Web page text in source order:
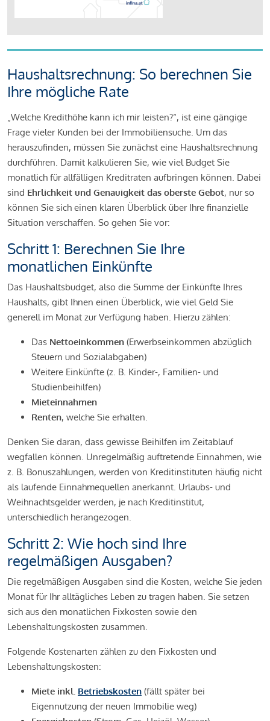
Haushaltsrechnung: So berechnen Sie
Ihre mögliche Rate
„Welche Kredithöhe kann ich mir leisten?“, ist eine gängige
Frage vieler Kunden bei der Immobiliensuche. Um das
herauszufinden, müssen Sie zunächst eine Haushaltsrechnung
durchführen. Damit kalkulieren Sie, wie viel Budget Sie
monatlich für allfälligen Kreditraten aufbringen können. Dabei
sind Ehrlichkeit und Genauigkeit das oberste Gebot, nur so
können Sie sich einen klaren Überblick über Ihre finanzielle
Situation verschaffen. So gehen Sie vor:
Schritt 1: Berechnen Sie Ihre
monatlichen Einkünfte
Das Haushaltsbudget, also die Summe der Einkünfte Ihres
Haushalts, gibt Ihnen einen Überblick, wie viel Geld Sie
generell im Monat zur Verfügung haben. Hierzu zählen:
Das Nettoeinkommen (Erwerbseinkommen abzüglich
Steuern und Sozialabgaben)
Weitere Einkünfte (z. B. Kinder-, Familien- und
Studienbeihilfen)
Mieteinnahmen
Renten, welche Sie erhalten.
Denken Sie daran, dass gewisse Beihilfen im Zeitablauf
wegfallen können. Unregelmäßig auftretende Einnahmen, wie
z. B. Bonuszahlungen, werden von Kreditinstituten häufig nicht
als laufende Einnahmequellen anerkannt. Urlaubs- und
Weihnachtsgelder werden, je nach Kreditinstitut,
unterschiedlich herangezogen.
Schritt 2: Wie hoch sind Ihre
regelmäßigen Ausgaben?
Die regelmäßigen Ausgaben sind die Kosten, welche Sie jeden
Monat für Ihr alltägliches Leben zu tragen haben. Sie setzen
sich aus den monatlichen Fixkosten sowie den
Lebenshaltungskosten zusammen.
Folgende Kostenarten zählen zu den Fixkosten und
Lebenshaltungskosten:
Miete inkl. Betriebskosten (fällt später bei
Eigennutzung der neuen Immobilie weg)